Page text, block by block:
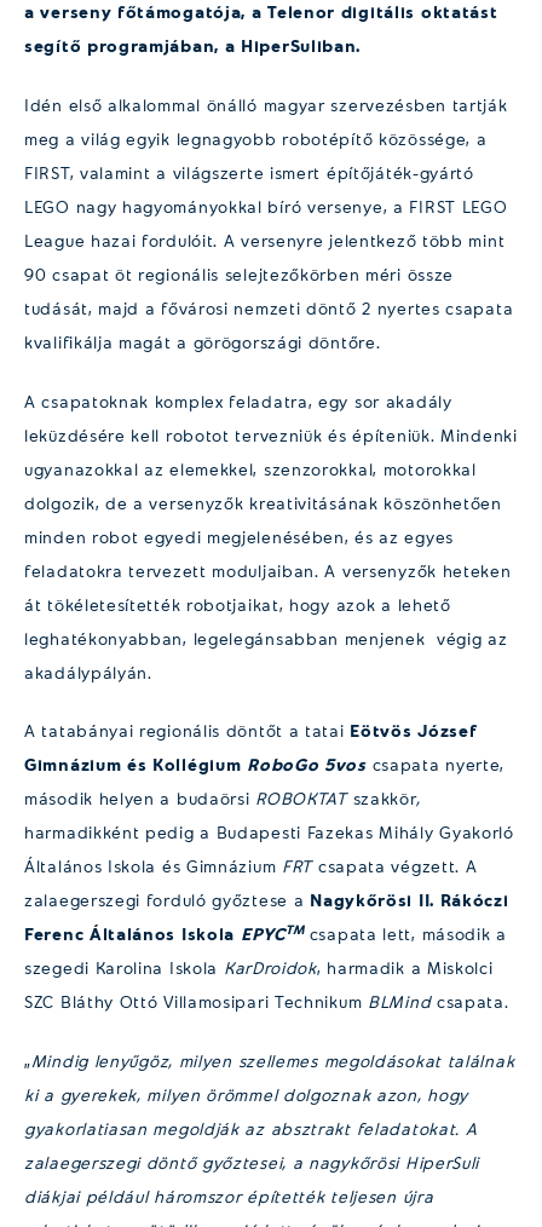
a verseny főtámogatója, a Telenor digitális oktatást
segítő programjában, a HiperSuliban.
Idén első alkalommal önálló magyar szervezésben tartják
meg a világ egyik legnagyobb robotépítő közössége, a
FIRST, valamint a világszerte ismert építőjáték-gyártó
LEGO nagy hagyományokkal bíró versenye, a FIRST LEGO
League hazai fordulóit. A versenyre jelentkező több mint
90 csapat öt regionális selejtezőkörben méri össze
tudását, majd a fővárosi nemzeti döntő 2 nyertes csapata
kvalifikálja magát a görögországi döntőre.
A csapatoknak komplex feladatra, egy sor akadály
leküzdésére kell robotot tervezniük és építeniük. Mindenki
ugyanazokkal az elemekkel, szenzorokkal, motorokkal
dolgozik, de a versenyzők kreativitásának köszönhetően
minden robot egyedi megjelenésében, és az egyes
feladatokra tervezett moduljaiban. A versenyzők heteken
át tökéletesítették robotjaikat, hogy azok a lehető
leghatékonyabban, legelegánsabban menjenek végig az
akadálypályán.
A tatabányai regionális döntőt a tatai Eötvös József
Gimnázium és Kollégium RoboGo 5voscsapata nyerte,
második helyen a budaörsi ROBOKTATszakkör,
harmadikként pedig a Budapesti Fazekas Mihály Gyakorló
Általános Iskola és Gimnázium FRTcsapata végzett. A
zalaegerszegi forduló győztese a Nagykőrösi II. Rákóczi
Ferenc Általános Iskola EPYCTM csapata lett, második a
szegedi Karolina Iskola KarDroidok, harmadik a Miskolci
SZC Bláthy Ottó Villamosipari Technikum BLMindcsapata.
„Mindig lenyűgöz, milyen szellemes megoldásokat találnak
ki a gyerekek, milyen örömmel dolgoznak azon, hogy
gyakorlatiasan megoldják az absztrakt feladatokat. A
zalaegerszegi döntő győztesei, a nagykőrösi HiperSuli
diákjai például háromszor építették teljesen újra